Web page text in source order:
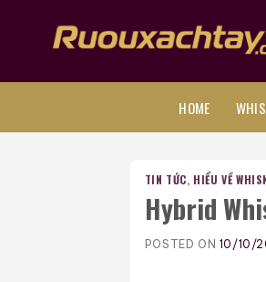
HOME
TIN TỨC, HIỂU VỀ
Hybrid
POSTED ON 10/10/